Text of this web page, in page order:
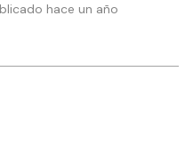
hace un año